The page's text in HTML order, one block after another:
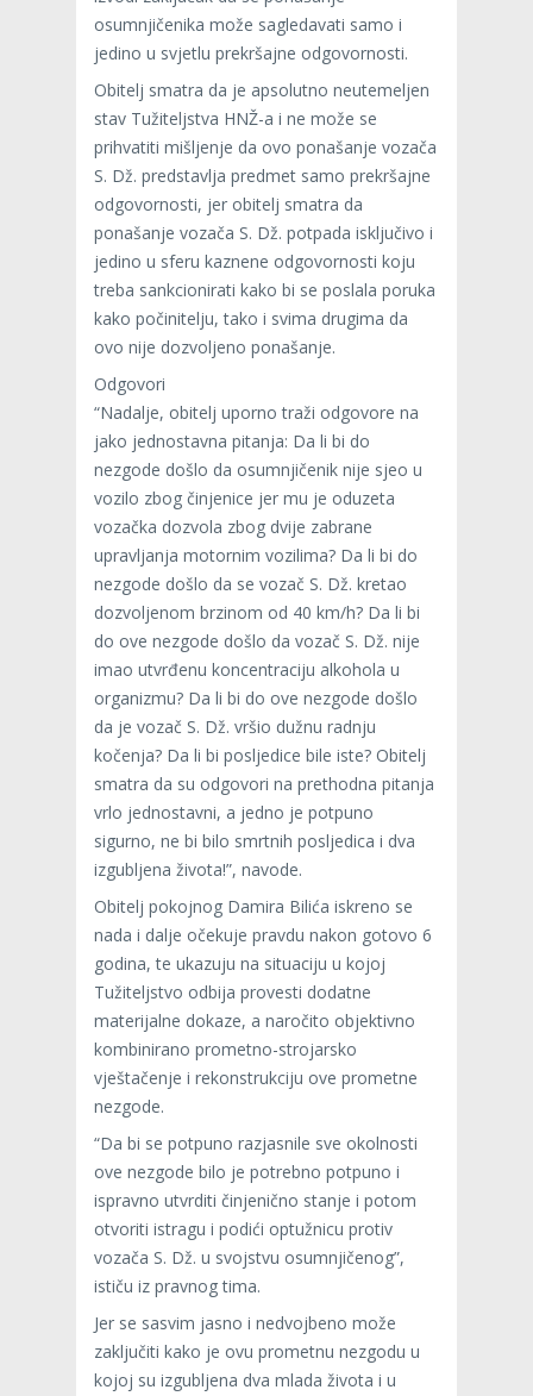
osumnjičenika može sagledavati samo i
jedino u svjetlu prekršajne odgovornosti.
Obitelj smatra da je apsolutno neutemeljen
stav Tužiteljstva HNŽ-a i ne može se
prihvatiti mišljenje da ovo ponašanje vozača
S. Dž. predstavlja predmet samo prekršajne
odgovornosti, jer obitelj smatra da
ponašanje vozača S. Dž. potpada isključivo i
jedino u sferu kaznene odgovornosti koju
treba sankcionirati kako bi se poslala poruka
kako počinitelju, tako i svima drugima da
ovo nije dozvoljeno ponašanje.
Odgovori
“Nadalje, obitelj uporno traži odgovore na
jako jednostavna pitanja: Da li bi do
nezgode došlo da osumnjičenik nije sjeo u
vozilo zbog činjenice jer mu je oduzeta
vozačka dozvola zbog dvije zabrane
upravljanja motornim vozilima? Da li bi do
nezgode došlo da se vozač S. Dž. kretao
dozvoljenom brzinom od 40 km/h? Da li bi
do ove nezgode došlo da vozač S. Dž. nije
imao utvrđenu koncentraciju alkohola u
organizmu? Da li bi do ove nezgode došlo
da je vozač S. Dž. vršio dužnu radnju
kočenja? Da li bi posljedice bile iste? Obitelj
smatra da su odgovori na prethodna pitanja
vrlo jednostavni, a jedno je potpuno
sigurno, ne bi bilo smrtnih posljedica i dva
izgubljena života!”, navode.
Obitelj pokojnog Damira Bilića iskreno se
nada i dalje očekuje pravdu nakon gotovo 6
godina, te ukazuju na situaciju u kojoj
Tužiteljstvo odbija provesti dodatne
materijalne dokaze, a naročito objektivno
kombinirano prometno-strojarsko
vještačenje i rekonstrukciju ove prometne
nezgode.
“Da bi se potpuno razjasnile sve okolnosti
ove nezgode bilo je potrebno potpuno i
ispravno utvrditi činjenično stanje i potom
otvoriti istragu i podići optužnicu protiv
vozača S. Dž. u svojstvu osumnjičenog”,
ističu iz pravnog tima.
Jer se sasvim jasno i nedvojbeno može
zaključiti kako je ovu prometnu nezgodu u
kojoj su izgubljena dva mlada života i u